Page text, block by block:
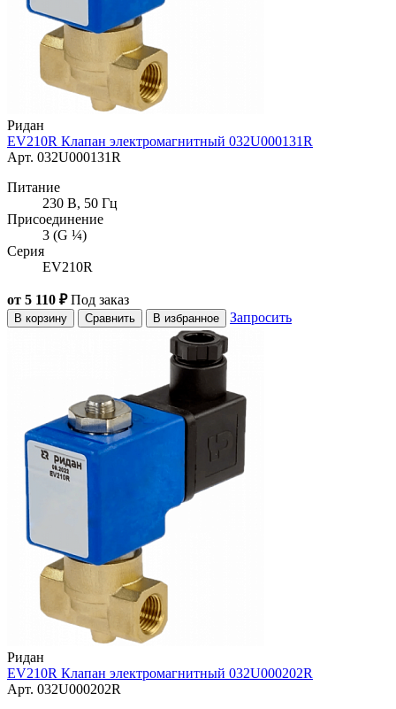
Ридан
EV210R Клапан электромагнитный 032U000131R
Арт. 032U000131R
Питание
230 В, 50 Гц
Присоединение
3 (G ¼)
Серия
EV210R
от 5 110 ₽ Под заказ
В корзину Сравнить В избранное Запросить
Ридан
EV210R Клапан электромагнитный 032U000202R
Арт. 032U000202R